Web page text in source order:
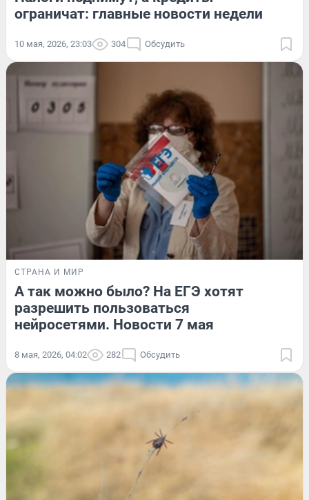
ограничат: главные новости недели
10 мая, 2026, 23:03 304 Обсудить
СТРАНА И МИР
А так можно было? На ЕГЭ хотят
разрешить пользоваться
нейросетями. Новости 7 мая
8 мая, 2026, 04:02 282 Обсудить